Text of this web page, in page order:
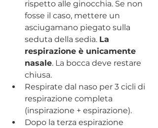
rispetto alle ginocchia. Se non
fosse il caso, mettere un
asciugamano piegato sulla
seduta della sedia. La
respirazione è unicamente
nasale. La bocca deve restare
chiusa.
Respirate dal naso per 3 cicli di
respirazione completa
(inspirazione + espirazione).
Dopo la terza espirazione